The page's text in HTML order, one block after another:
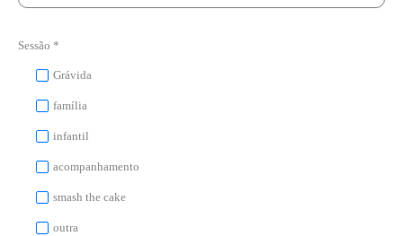
Sessão *
Grávida
família
infantil
acompanhamento
smash the cake
outra